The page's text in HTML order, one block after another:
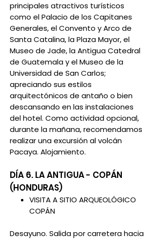
principales atractivos turísticos
como el Palacio de los Capitanes
Generales, el Convento y Arco de
Santa Catalina, la Plaza Mayor, el
Museo de Jade, la Antigua Catedral
de Guatemala y el Museo de la
Universidad de San Carlos;
apreciando sus estilos
arquitectónicos de antaño o bien
descansando en las instalaciones
del hotel. Como actividad opcional,
durante la mañana, recomendamos
realizar una excursión al volcán
Pacaya. Alojamiento.
DÍA 6. LA ANTIGUA - COPÁN
(HONDURAS)
VISITA A SITIO ARQUEOLÓGICO
COPÁN
Desayuno. Salida por carretera hacia